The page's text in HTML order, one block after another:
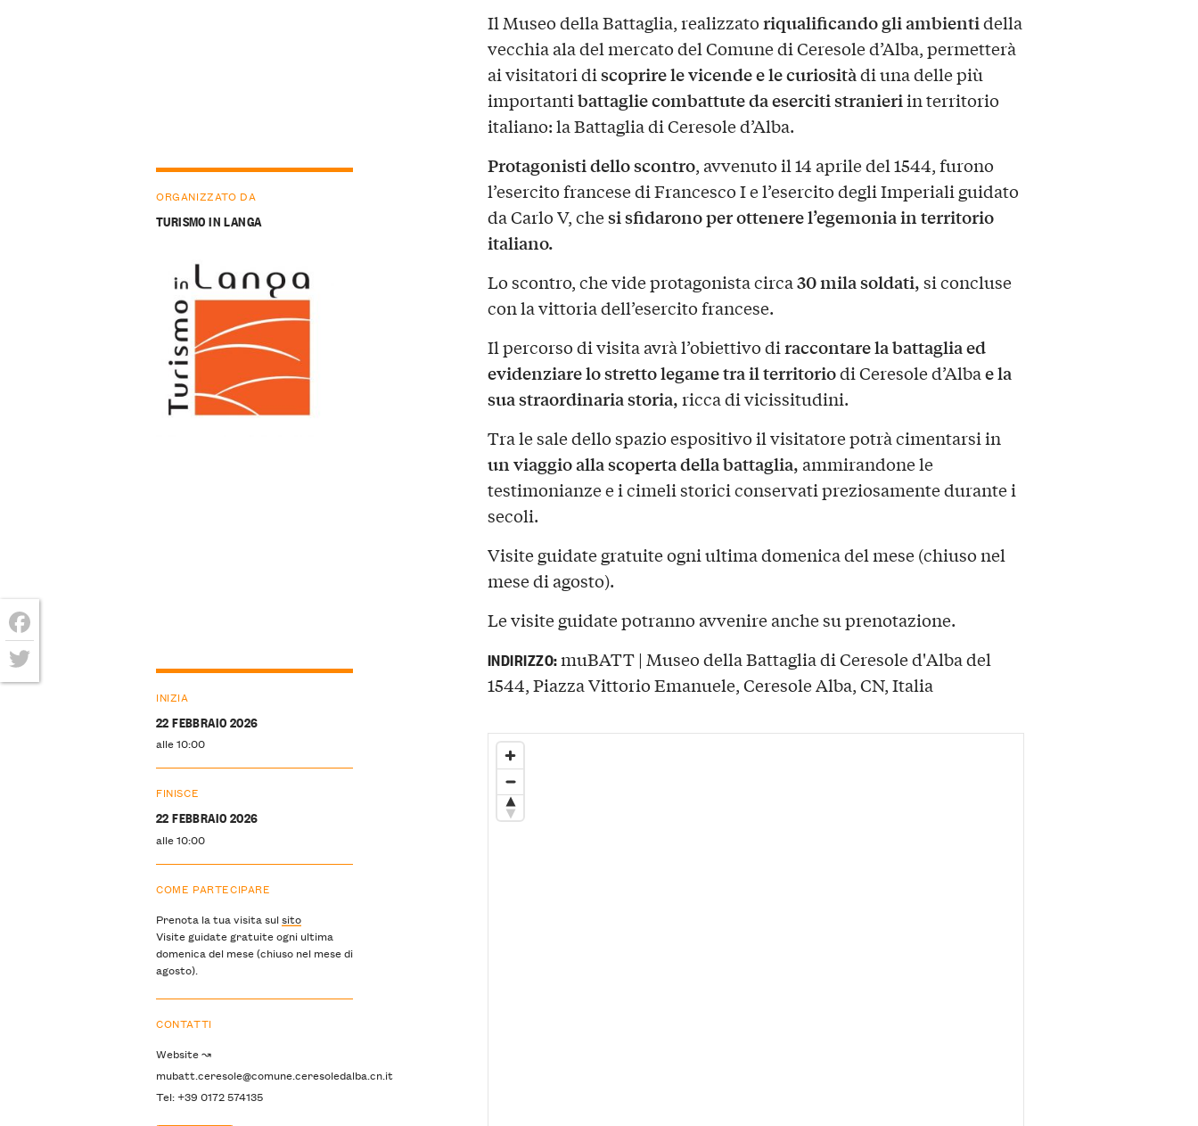
Il Museo della Battaglia, realizzatoriqualificando gli ambientidella
vecchia ala del mercato del Comune di Ceresole d’Alba, permetterà
ai visitatori discoprire le vicende e le curiositàdi una delle più
importantibattaglie combattute da eserciti stranieriin territorio
italiano: la Battaglia di Ceresole d’Alba.
Protagonisti dello scontro, avvenuto il 14 aprile del 1544, furono
l’esercito francese di Francesco I e l’esercito degli Imperiali guidato
da Carlo V, chesi sfidarono per ottenere l’egemonia in territorio
italiano.
Lo scontro, che vide protagonista circa30 mila soldati,si concluse
con la vittoria dell’esercito francese.
Il percorso di visita avrà l’obiettivo diraccontare la battaglia ed
evidenziare lo stretto legame tra il territoriodi Ceresole d’Albae la
sua straordinaria storia,ricca di vicissitudini.
Tra le sale dello spazio espositivo il visitatore potrà cimentarsi in
un viaggio alla scoperta della battaglia, ammirandone le
testimonianze e i cimeli storici conservati preziosamente durante i
secoli.
Visite guidate gratuite ogni ultima domenica del mese (chiuso nel
mese di agosto).
Le visite guidate potranno avvenire anche su prenotazione.
ORGANIZZATO DA
TURISMO IN LANGA
INIZIA
22 FEBBRAIO 2026
alle 10:00
FINISCE
22 FEBBRAIO 2026
alle 10:00
COME PARTECIPARE
Prenota la tua visita sulsito
Visite guidate gratuite ogni ultima
domenica del mese (chiuso nel mese di
agosto).
CONTATTI
Website ↝
mubatt.ceresole@comune.ceresoledalba.cn.it
Tel: +39 0172 574135
INDIRIZZO:muBATT | Museo della Battaglia di Ceresole d'Alba del
1544, Piazza Vittorio Emanuele, Ceresole Alba, CN, Italia
Facebook
Twitter